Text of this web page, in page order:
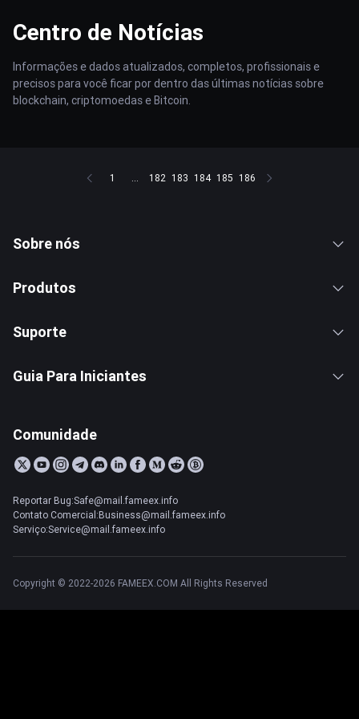
Centro de Notícias
Informações e dados atualizados, completos, profissionais e
precisos para você ficar por dentro das últimas notícias sobre
blockchain, criptomoedas e Bitcoin.
1 ... 182 183 184 185 186
Sobre nós
Produtos
Suporte
Guia Para Iniciantes
Comunidade
Reportar Bug:Safe@mail.fameex.info
Contato Comercial:Business@mail.fameex.info
Serviço:Service@mail.fameex.info
Copyright © 2022-2026 FAMEEX.COM All Rights Reserved